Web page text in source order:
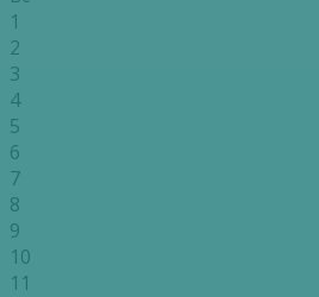
1
2
3
4
5
6
7
8
9
10
11